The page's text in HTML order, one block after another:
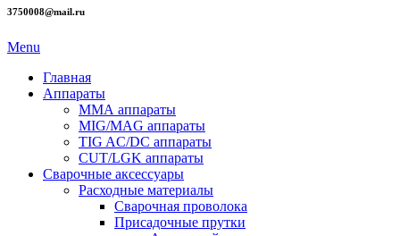
3750008@mail.ru
Menu
Главная
Аппараты
ММА аппараты
MIG/MAG аппараты
TIG AC/DC аппараты
CUT/LGK аппараты
Сварочные аксессуары
Расходные материалы
Сварочная проволока
Присадочные прутки